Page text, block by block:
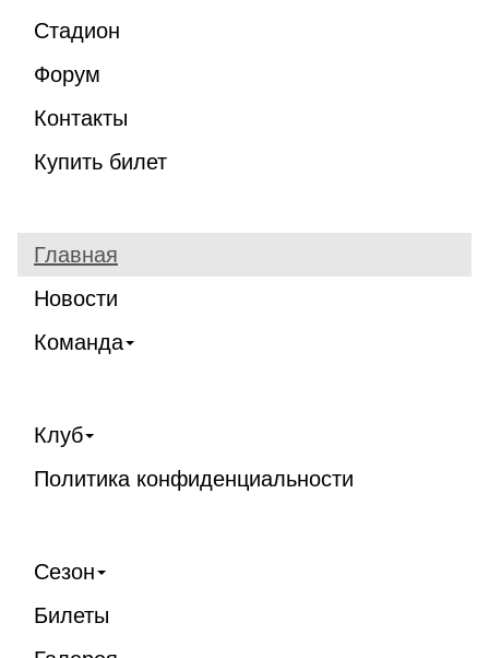
Стадион
Форум
Контакты
Купить билет
Главная
Новости
Команда
Клуб
Политика конфиденциальности
Сезон
Билеты